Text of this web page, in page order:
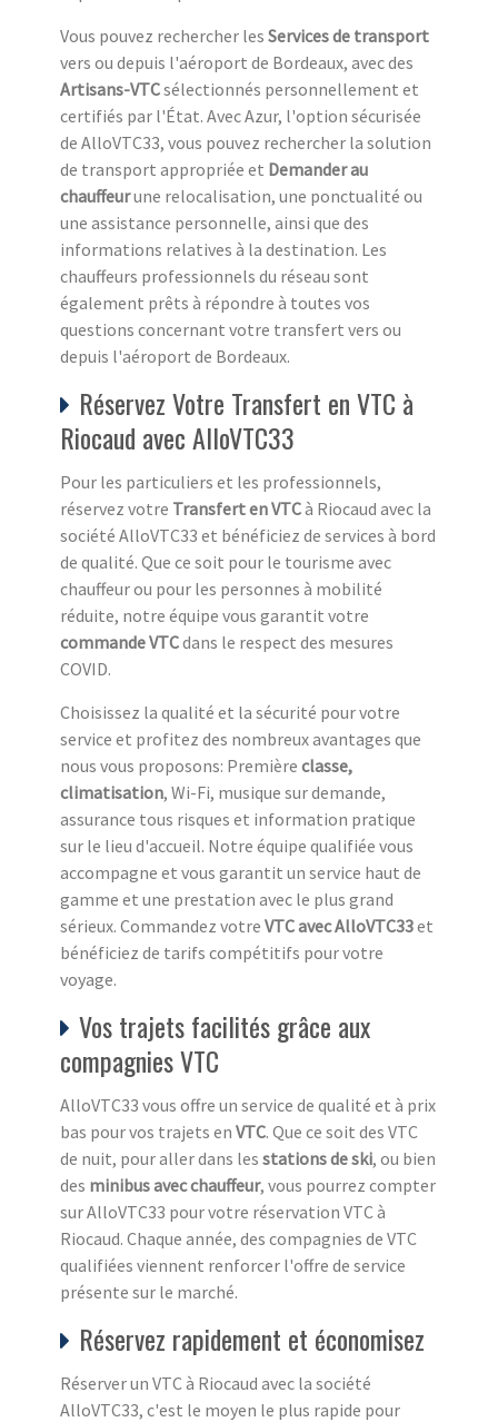
Vous pouvez rechercher les Services de transport
vers ou depuis l'aéroport de Bordeaux, avec des
Artisans-VTCsélectionnés personnellement et
certifiés par l'État. Avec Azur, l'option sécurisée
de AlloVTC33, vous pouvez rechercher la solution
de transport appropriée et Demander au
chauffeurune relocalisation, une ponctualité ou
une assistance personnelle, ainsi que des
informations relatives à la destination. Les
chauffeurs professionnels du réseau sont
également prêts à répondre à toutes vos
questions concernant votre transfert vers ou
depuis l'aéroport de Bordeaux.
Réservez Votre Transfert en VTC à
Riocaud avec AlloVTC33
Pour les particuliers et les professionnels,
réservez votre Transfert en VTCà Riocaud avec la
société AlloVTC33 et bénéficiez de services à bord
de qualité. Que ce soit pour le tourisme avec
chauffeur ou pour les personnes à mobilité
réduite, notre équipe vous garantit votre
commande VTCdans le respect des mesures
COVID.
Choisissez la qualité et la sécurité pour votre
service et profitez des nombreux avantages que
nous vous proposons: Première classe,
climatisation, Wi-Fi, musique sur demande,
assurance tous risques et information pratique
sur le lieu d'accueil. Notre équipe qualifiée vous
accompagne et vous garantit un service haut de
gamme et une prestation avec le plus grand
sérieux. Commandez votre VTC avec AlloVTC33et
bénéficiez de tarifs compétitifs pour votre
voyage.
Vos trajets facilités grâce aux
compagnies VTC
AlloVTC33 vous offre un service de qualité et à prix
bas pour vos trajets en VTC. Que ce soit des VTC
de nuit, pour aller dans les stations de ski, ou bien
des minibus avec chauffeur, vous pourrez compter
sur AlloVTC33 pour votre réservation VTC à
Riocaud. Chaque année, des compagnies de VTC
qualifiées viennent renforcer l'offre de service
présente sur le marché.
Réservez rapidement et économisez
Réserver un VTC à Riocaud avec la société
AlloVTC33, c'est le moyen le plus rapide pour